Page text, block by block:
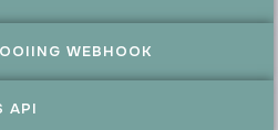
WEBHOOK
API